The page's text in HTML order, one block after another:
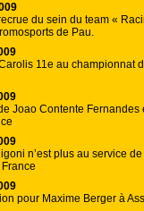
du sein du team «
de Pau.
11e au championnat
Joao Contente Fernandes
n’est plus au service
pour Maxime Berger à